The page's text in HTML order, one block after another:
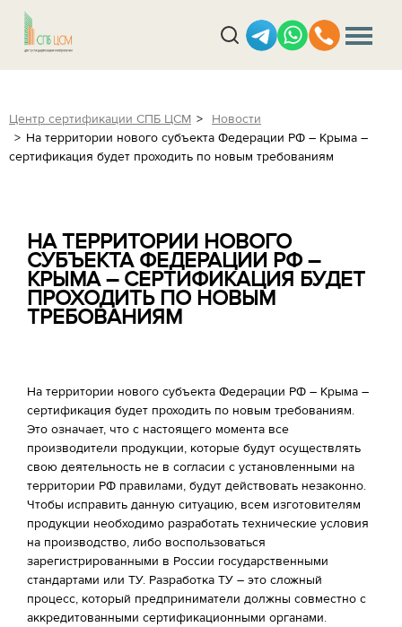
Центр сертификации СПБ ЦСМ
Новости
На территории нового субъекта Федерации РФ – Крыма –
сертификация будет проходить по новым требованиям
НА ТЕРРИТОРИИ НОВОГО
СУБЪЕКТА ФЕДЕРАЦИИ РФ –
КРЫМА – СЕРТИФИКАЦИЯ БУДЕТ
ПРОХОДИТЬ ПО НОВЫМ
ТРЕБОВАНИЯМ
На территории нового субъекта Федерации РФ – Крыма –
сертификация будет проходить по новым требованиям.
Это означает, что с настоящего момента все
производители продукции, которые будут осуществлять
свою деятельность не в согласии с установленными на
территории РФ правилами, будут действовать незаконно.
Чтобы исправить данную ситуацию, всем изготовителям
продукции необходимо разработать технические условия
на производство, либо воспользоваться
зарегистрированными в России государственными
стандартами или ТУ. Разработка ТУ – это сложный
процесс, который предприниматели должны совместно с
аккредитованными сертификационными органами.